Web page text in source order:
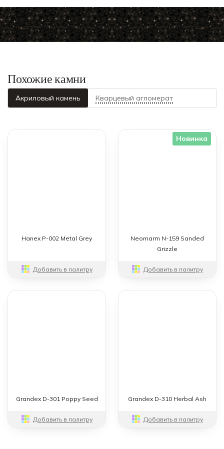
Похожие камни
Акриловый камень Кварцевый агломерат
Hanex P-002 Metal Grey
Добавить в палитру
Новинка
Neomarm N-159 Sanded
Grizzle
Добавить в палитру
Grandex D-301 Poppy Seed
Добавить в палитру
Grandex D-310 Herbal Ash
Добавить в палитру